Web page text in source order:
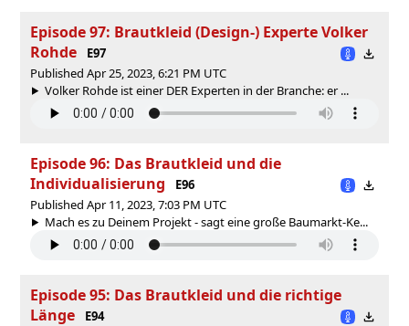
Episode 97: Brautkleid (Design-) Experte Volker
Rohde
E97
Published Apr 25, 2023, 6:21 PM UTC
Volker Rohde ist einer DER Experten in der Branche: er ...
Episode 96: Das Brautkleid und die
Individualisierung
E96
Published Apr 11, 2023, 7:03 PM UTC
Mach es zu Deinem Projekt - sagt eine große Baumarkt-Ke...
Episode 95: Das Brautkleid und die richtige
Länge
E94